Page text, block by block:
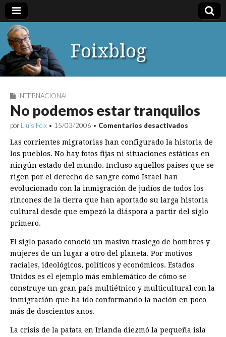
Foixblog
INTERNACIONAL
No podemos estar tranquilos
por Lluís Foix • 15/03/2006 • Comentarios desactivados
podemos
tranquilos
Las corrientes migratorias han configurado la historia de
los pueblos. No hay fotos fijas ni situaciones estáticas en
ningún estado del mundo. Incluso aquellos países que se
rigen por el derecho de sangre como Israel han
evolucionado con la inmigración de judíos de todos los
rincones de la tierra que han aportado su larga historia
cultural desde que empezó la diáspora a partir del siglo
primero.
El siglo pasado conoció un masivo trasiego de hombres y
mujeres de un lugar a otro del planeta. Por motivos
raciales, ideológicos, políticos y económicos. Estados
Unidos es el ejemplo más emblemático de cómo se
construye un gran país multiétnico y multicultural con la
inmigración que ha ido conformando la nación en poco
más de doscientos años.
La crisis de la patata en Irlanda diezmó la pequeña isla